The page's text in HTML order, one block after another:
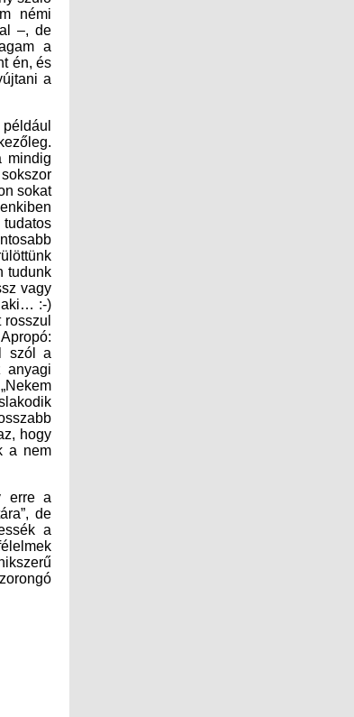
ha mindig
is sokszor
sokat
tudatos
tudunk
vagy
valaki… :-)
rosszul
Apropó:
szól a
anyagi
„Nekem
az, hogy
a nem
erre a
kimondottan a gondolati „körhintára”, de
jaj, csak nehogy valami baja essék a
már más eszenciával kezelendő. A félelmek
nagytestű kutyáktól kezdve a pánikszerű
de állandóan van bennem egy szorongó